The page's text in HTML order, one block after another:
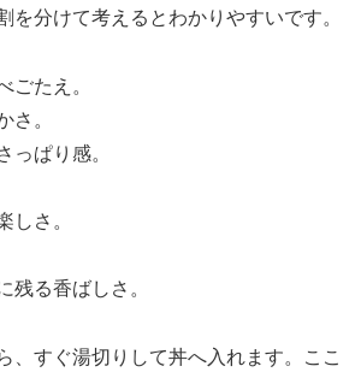
を分けて考えるとわかりやすいです。
ごたえ。
さ。
っぱり感。
しさ。
残る香ばしさ。
、すぐ湯切りして丼へ入れます。ここ